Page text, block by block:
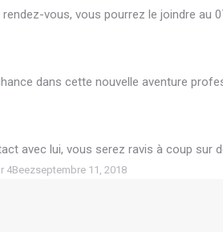
vous, vous pourrez le joindre au
dans cette nouvelle aventure
avec lui, vous serez ravis à coup sur
4Beezseptembre 11, 2018